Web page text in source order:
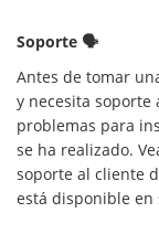
Soporte 🗣
Antes de tomar
y necesita soporte
problemas para
se ha realizado.
soporte al cliente
está disponible en